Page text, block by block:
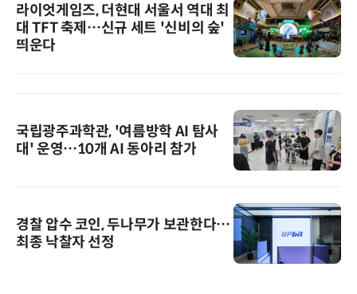
라이엇게임즈, 더현대 서울서 역대 최
대 TFT 축제…신규 세트 '신비의 숲'
띄운다
국립광주과학관, '여름방학 AI 탐사
대' 운영…10개 AI 동아리 참가
경찰 압수 코인, 두나무가 보관한다…
최종 낙찰자 선정